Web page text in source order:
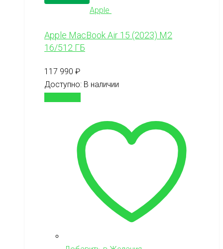
Apple
Apple MacBook Air 15 (2023) М2
16/512 ГБ
117 990 ₽
Доступно: В наличии